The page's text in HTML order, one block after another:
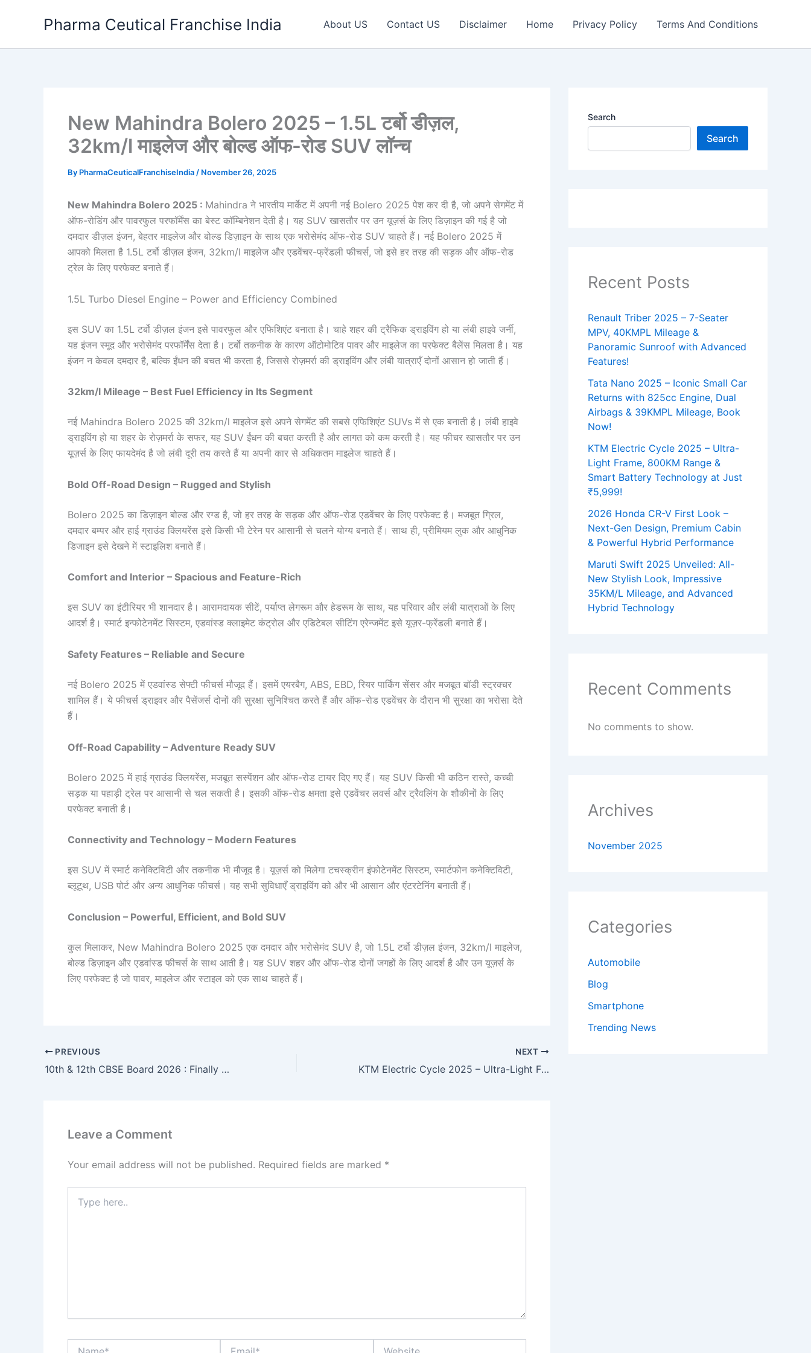
Pharma Ceutical Franchise India About US Contact US Disclaimer Home Privacy Policy Terms And Conditions
New Mahindra Bolero 2025 – 1.5L टर्बो डीज़ल,
32km/l माइलेज और बोल्ड ऑफ-रोड SUV लॉन्च
By PharmaCeuticalFranchiseIndia / November 26, 2025
New Mahindra Bolero 2025 : Mahindra ने भारतीय मार्केट में अपनी नई Bolero 2025 पेश कर दी है, जो अपने सेगमेंट में
ऑफ-रोडिंग और पावरफुल परफॉर्मेंस का बेस्ट कॉम्बिनेशन देती है। यह SUV खासतौर पर उन यूज़र्स के लिए डिज़ाइन की गई है जो
दमदार डीज़ल इंजन, बेहतर माइलेज और बोल्ड डिज़ाइन के साथ एक भरोसेमंद ऑफ-रोड SUV चाहते हैं। नई Bolero 2025 में
आपको मिलता है 1.5L टर्बो डीज़ल इंजन, 32km/l माइलेज और एडवेंचर-फ्रेंडली फीचर्स, जो इसे हर तरह की सड़क और ऑफ-रोड
ट्रेल के लिए परफेक्ट बनाते हैं।
1.5L Turbo Diesel Engine – Power and Efficiency Combined
इस SUV का 1.5L टर्बो डीज़ल इंजन इसे पावरफुल और एफिशिएंट बनाता है। चाहे शहर की ट्रैफिक ड्राइविंग हो या लंबी हाइवे जर्नी,
यह इंजन स्मूद और भरोसेमंद परफॉर्मेंस देता है। टर्बो तकनीक के कारण ऑटोमोटिव पावर और माइलेज का परफेक्ट बैलेंस मिलता है। यह
इंजन न केवल दमदार है, बल्कि ईंधन की बचत भी करता है, जिससे रोज़मर्रा की ड्राइविंग और लंबी यात्राएँ दोनों आसान हो जाती हैं।
32km/l Mileage – Best Fuel Efficiency in Its Segment
नई Mahindra Bolero 2025 की 32km/l माइलेज इसे अपने सेगमेंट की सबसे एफिशिएंट SUVs में से एक बनाती है। लंबी हाइवे
ड्राइविंग हो या शहर के रोज़मर्रा के सफर, यह SUV ईंधन की बचत करती है और लागत को कम करती है। यह फीचर खासतौर पर उन
यूज़र्स के लिए फायदेमंद है जो लंबी दूरी तय करते हैं या अपनी कार से अधिकतम माइलेज चाहते हैं।
Bold Off-Road Design – Rugged and Stylish
Bolero 2025 का डिज़ाइन बोल्ड और रग्ड है, जो हर तरह के सड़क और ऑफ-रोड एडवेंचर के लिए परफेक्ट है। मजबूत ग्रिल,
दमदार बम्पर और हाई ग्राउंड क्लियरेंस इसे किसी भी टेरेन पर आसानी से चलने योग्य बनाते हैं। साथ ही, प्रीमियम लुक और आधुनिक
डिजाइन इसे देखने में स्टाइलिश बनाते हैं।
Comfort and Interior – Spacious and Feature-Rich
इस SUV का इंटीरियर भी शानदार है। आरामदायक सीटें, पर्याप्त लेगरूम और हेडरूम के साथ, यह परिवार और लंबी यात्राओं के लिए
आदर्श है। स्मार्ट इन्फोटेनमेंट सिस्टम, एडवांस्ड क्लाइमेट कंट्रोल और एडिटेबल सीटिंग एरेन्जमेंट इसे यूज़र-फ्रेंडली बनाते हैं।
Safety Features – Reliable and Secure
नई Bolero 2025 में एडवांस्ड सेफ्टी फीचर्स मौजूद हैं। इसमें एयरबैग, ABS, EBD, रियर पार्किंग सेंसर और मजबूत बॉडी स्ट्रक्चर
शामिल हैं। ये फीचर्स ड्राइवर और पैसेंजर्स दोनों की सुरक्षा सुनिश्चित करते हैं और ऑफ-रोड एडवेंचर के दौरान भी सुरक्षा का भरोसा देते
हैं।
Off-Road Capability – Adventure Ready SUV
Bolero 2025 में हाई ग्राउंड क्लियरेंस, मजबूत सस्पेंशन और ऑफ-रोड टायर दिए गए हैं। यह SUV किसी भी कठिन रास्ते, कच्ची
सड़क या पहाड़ी ट्रेल पर आसानी से चल सकती है। इसकी ऑफ-रोड क्षमता इसे एडवेंचर लवर्स और ट्रैवलिंग के शौकीनों के लिए
परफेक्ट बनाती है।
Connectivity and Technology – Modern Features
इस SUV में स्मार्ट कनेक्टिविटी और तकनीक भी मौजूद है। यूज़र्स को मिलेगा टचस्क्रीन इंफोटेनमेंट सिस्टम, स्मार्टफोन कनेक्टिविटी,
ब्लूटूथ, USB पोर्ट और अन्य आधुनिक फीचर्स। यह सभी सुविधाएँ ड्राइविंग को और भी आसान और एंटरटेनिंग बनाती हैं।
Conclusion – Powerful, Efficient, and Bold SUV
कुल मिलाकर, New Mahindra Bolero 2025 एक दमदार और भरोसेमंद SUV है, जो 1.5L टर्बो डीज़ल इंजन, 32km/l माइलेज,
बोल्ड डिज़ाइन और एडवांस्ड फीचर्स के साथ आती है। यह SUV शहर और ऑफ-रोड दोनों जगहों के लिए आदर्श है और उन यूज़र्स के
लिए परफेक्ट है जो पावर, माइलेज और स्टाइल को एक साथ चाहते हैं।
PREVIOUS
10th & 12th CBSE Board 2026 : Finally Announced CBSE Board Exam Date 2026, Check Here
NEXT
KTM Electric Cycle 2025 – Ultra-Light Frame, 800KM Range & Smart Battery Technology at Just ₹5,999!
Leave a Comment
Your email address will not be published. Required fields are marked *
here..
Search
Search
Recent Posts
Renault Triber 2025 – 7-Seater
MPV, 40KMPL Mileage &
Panoramic Sunroof with Advanced
Features!
Tata Nano 2025 – Iconic Small Car
Returns with 825cc Engine, Dual
Airbags & 39KMPL Mileage, Book
Now!
KTM Electric Cycle 2025 – Ultra-
Light Frame, 800KM Range &
Smart Battery Technology at Just
₹5,999!
2026 Honda CR-V First Look –
Next-Gen Design, Premium Cabin
& Powerful Hybrid Performance
Maruti Swift 2025 Unveiled: All-
New Stylish Look, Impressive
35KM/L Mileage, and Advanced
Hybrid Technology
Recent Comments
No comments to show.
Archives
November 2025
Categories
Automobile
Blog
Smartphone
Trending News